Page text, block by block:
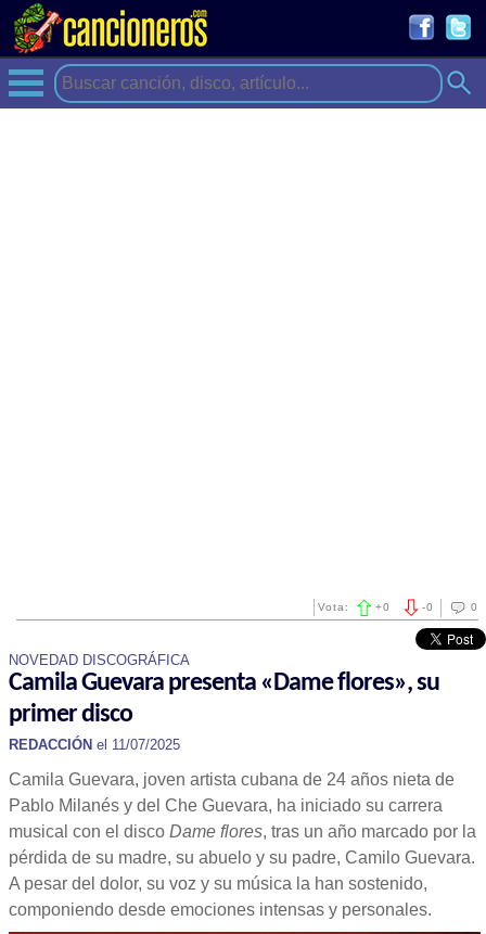
0
-0
Vota: +0
NOVEDAD DISCOGRÁFICA
Camila Guevara presenta «Dame flores», su
primer disco
REDACCIÓN el 11/07/2025
Camila Guevara, joven artista cubana de 24 años nieta de
Pablo Milanés y del Che Guevara, ha iniciado su carrera
musical con el disco Dame flores, tras un año marcado por la
pérdida de su madre, su abuelo y su padre, Camilo Guevara.
A pesar del dolor, su voz y su música la han sostenido,
componiendo desde emociones intensas y personales.